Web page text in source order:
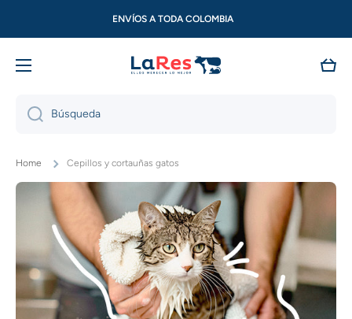
Ir directamente al contenido
Búsqueda
Home Cepillos y cortauñas gatos